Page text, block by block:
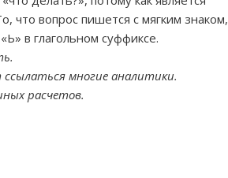
что вопрос пишется с мягким знаком,
в глагольном суффиксе.
ссылаться многие аналитики.
расчетов.